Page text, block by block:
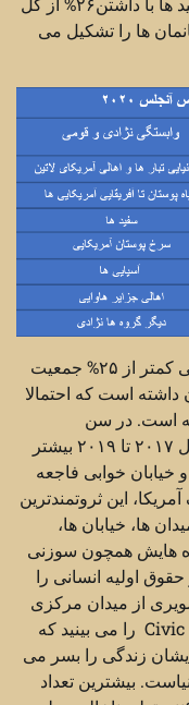
بی خانمان ها را تشکیل می
سان فرانسیسکو در سال ۲۰۱۹ با جمعیتی کمتر از ۲۵% جمعیت
نفر بی خانمان داشته است که احتمالا
است. در سن
فرانسیسکو نیز تعداد بی خانمان ها از سال ۲۰۱۷ تا ۲۰۱۹ بیشتر
و خیابان خوابی فاجعه
این ثروتمندترین
ها، خیابان ها،
هایش همچون سوزنی
اولیه انسانی را
از میدان مرکزی
شهر سن فرانسیسکو معروف بهCivic Center را می بینید که
زندگی را بسر می
بیشترین تعداد